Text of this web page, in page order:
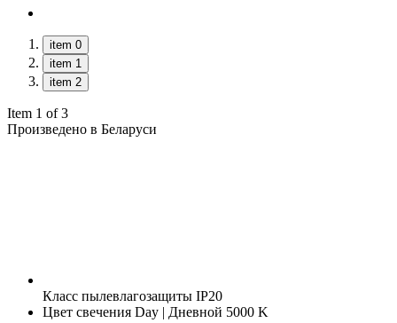
item 0
item 1
item 2
Item 1 of 3
Произведено в Беларуси
Класс пылевлагозащиты IP20
Цвет свечения Day | Дневной 5000 K